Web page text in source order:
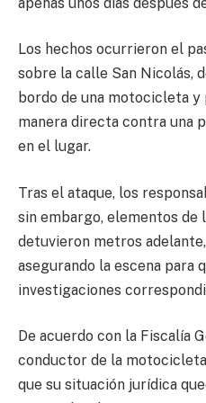
Los hechos ocurrieron el
sobre la calle San Nicolás,
bordo de una motocicleta
manera directa contra una
en el lugar.
Tras el ataque, los
sin embargo, elementos de
detuvieron metros
asegurando la escena para
investigaciones
De acuerdo con la Fiscalía
conductor de la
que su situación jurídica